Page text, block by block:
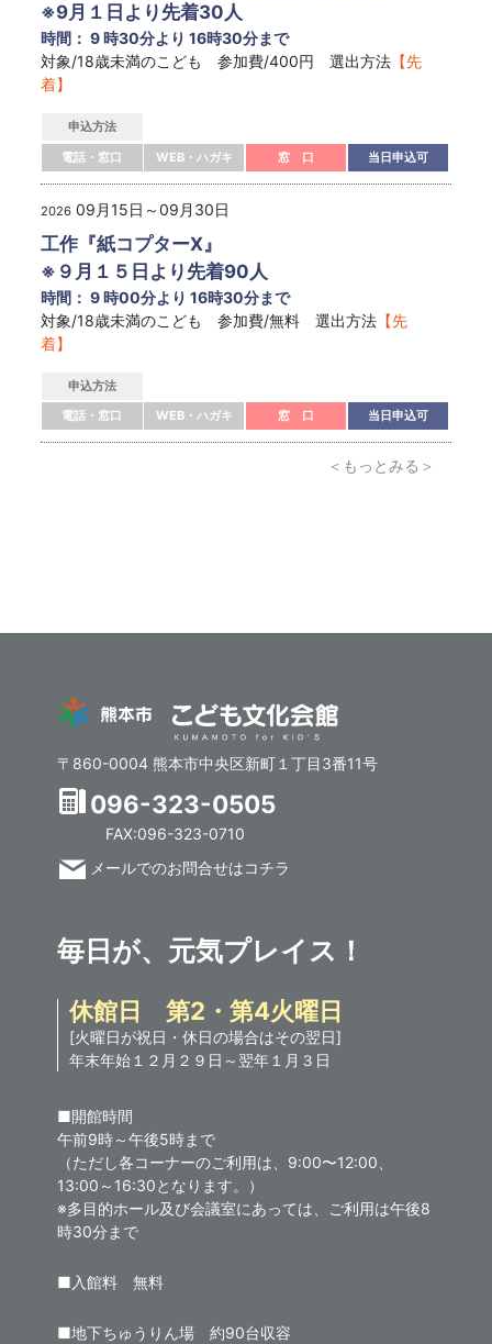
※9月１日より先着30人
時間： 9 時30分より 16時30分まで
対象/18歳未満のこども 参加費/400円 選出方法 【先
着】
申込方法
電話・窓口
WEB・ハガキ 窓 口 当日申込可
2026 09月15日～09月30日
工作『紙コプターX』
※９月１５日より先着90人
時間： 9 時00分より 16時30分まで
対象/18歳未満のこども 参加費/無料 選出方法 【先
着】
申込方法
電話・窓口
WEB・ハガキ 窓 口 当日申込可
＜もっとみる＞
〒860-0004 熊本市中央区新町１丁目3番11号
096-323-0505
FAX:096-323-0710
メールでのお問合せはコチラ
毎日が、元気プレイス！
休館日 第2・第4火曜日
[火曜日が祝日・休日の場合はその翌日]
年末年始１２月２９日～翌年１月３日
■開館時間
午前9時～午後5時まで
（ただし各コーナーのご利用は、9:00〜12:00、
13:00～16:30となります。）
※多目的ホール及び会議室にあっては、ご利用は午後8
時30分まで
■入館料 無料
■地下ちゅうりん場 約90台収容